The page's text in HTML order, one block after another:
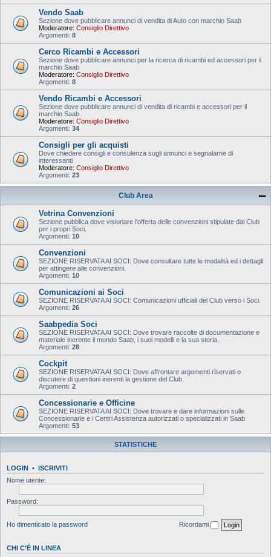
Vendo Saab
Sezione dove pubblicare annunci di vendita di Auto con marchio Saab
Moderatore: Consiglio Direttivo
Argomenti: 8
Cerco Ricambi e Accessori
Sezione dove pubblicare annunci per la ricerca di ricambi ed accessori per il
marchio Saab
Moderatore: Consiglio Direttivo
Argomenti: 8
Vendo Ricambi e Accessori
Sezione dove pubblicare annunci di vendita di ricambi e accessori per il
marchio Saab
Moderatore: Consiglio Direttivo
Argomenti: 34
Consigli per gli acquisti
Dove chiedere consigli e consulenza sugli annunci e segnalarne di
interessanti
Moderatore: Consiglio Direttivo
Argomenti: 23
Club Area
Vetrina Convenzioni
Sezione pubblica dove visionare l'offerta delle convenzioni stipulate dal Club
per i propri Soci.
Argomenti: 10
Convenzioni
SEZIONE RISERVATA AI SOCI: Dove consultare tutte le modalità ed i dettagli
per attingere alle convenzioni.
Argomenti: 10
Comunicazioni ai Soci
SEZIONE RISERVATA AI SOCI: Comunicazioni ufficiali del Club verso i Soci.
Argomenti: 26
Saabpedia Soci
SEZIONE RISERVATA AI SOCI: Dove trovare raccolte di documentazione e
materiale inerente il mondo Saab, i suoi modelli e la sua storia.
Argomenti: 28
Cockpit
SEZIONE RISERVATA AI SOCI: Dove affrontare argomenti riservati o
discutere di questioni inerenti la gestione del Club.
Argomenti: 2
Concessionarie e Officine
SEZIONE RISERVATA AI SOCI: Dove trovare e dare informazioni sulle
Concessionarie e i Centri Assistenza autorizzati o specializzati in Saab
Argomenti: 53
STATISTICHE
LOGIN • ISCRIVITI
Nome utente:
Password:
Ho dimenticato la password Ricordami
CHI C’È IN LINEA